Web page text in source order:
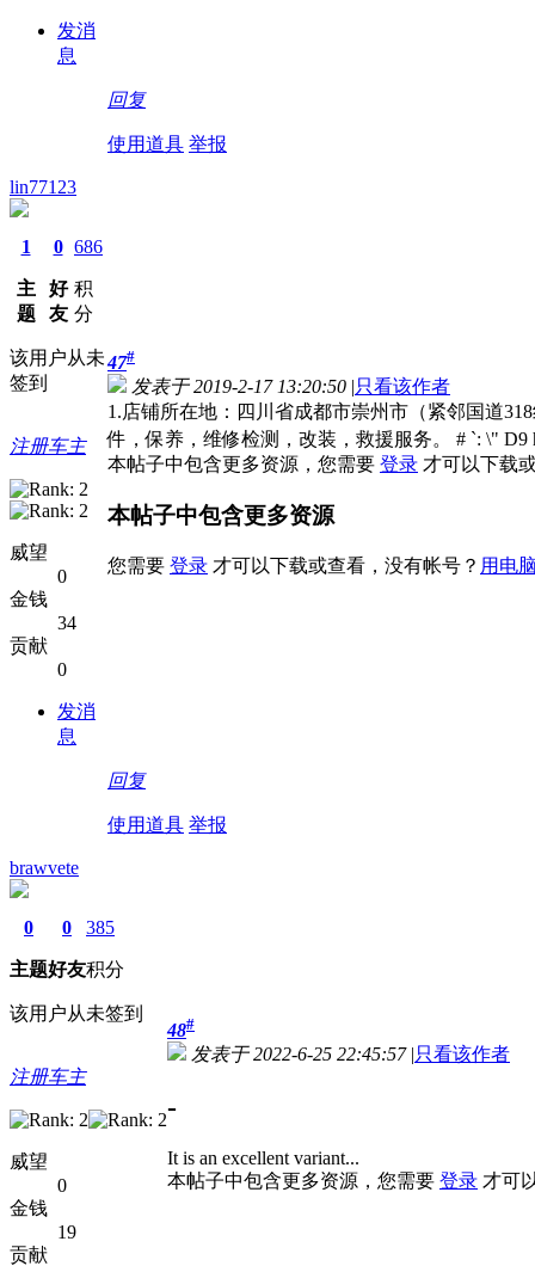
发消
息
回复
使用道具 举报
lin77123
1
主
题
0
好
友
686
积
分
该用户从未
签到
注册车主
威望
0
金钱
34
贡献
0
发消
息
47#
发表于 2019-2-17 13:20:50 |只看该作者
1.店铺所在地：四川省成都市崇州市（紧邻国道
件，保养，维修检测，改装，救援服务。 # `: \" D9
本帖子中包含更多资源，您需要 登录 才可以下载
本帖子中包含更多资源
您需要 登录 才可以下载或查看，没有帐号？ 用电
回复
使用道具 举报
brawvete
0
主题
0
好友
385
积分
该用户从未签到
注册车主
威望
0
金钱
19
贡献
48#
发表于 2022-6-25 22:45:57 |只看该作者
-
It is an excellent variant...
本帖子中包含更多资源，您需要 登录 才可